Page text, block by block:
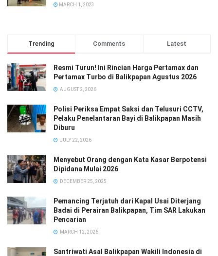
MARCH 1, 2023
Trending Comments Latest
Resmi Turun! Ini Rincian Harga Pertamax dan
Pertamax Turbo di Balikpapan Agustus 2026
AUGUST 2, 2026
Polisi Periksa Empat Saksi dan Telusuri CCTV,
Pelaku Penelantaran Bayi di Balikpapan Masih
Diburu
JULY 22, 2026
Menyebut Orang dengan Kata Kasar Berpotensi
Dipidana Mulai 2026
DECEMBER 25, 2025
Pemancing Terjatuh dari Kapal Usai Diterjang
Badai di Perairan Balikpapan, Tim SAR Lakukan
Pencarian
MARCH 12, 2026
Santriwati Asal Balikpapan Wakili Indonesia di